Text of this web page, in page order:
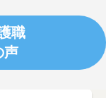
職
声